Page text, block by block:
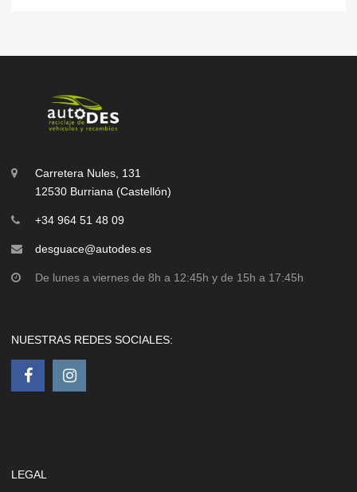
Carretera Nules, 131
12530 Burriana (Castellón)
+34 964 51 48 09
desguace@autodes.es
De lunes a viernes de 8h a 12:45h y de 15h a 17:45h
NUESTRAS REDES SOCIALES:
LEGAL